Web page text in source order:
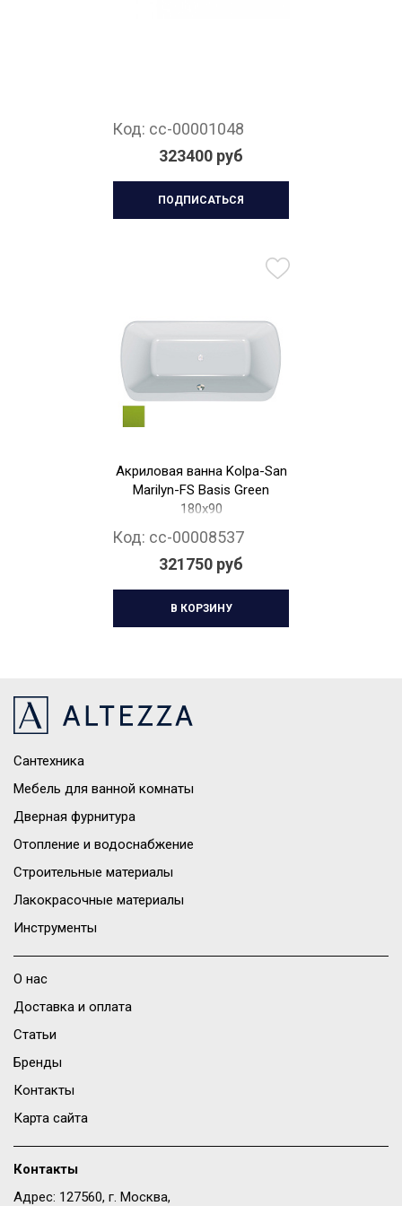
Код: cc-00001048
323400 руб
ПОДПИСАТЬСЯ
Акриловая ванна Kolpa-San
Marilyn-FS Basis Green
180х90
Код: cc-00008537
321750 руб
В КОРЗИНУ
Сантехника
Мебель для ванной комнаты
Дверная фурнитура
Отопление и водоснабжение
Строительные материалы
Лакокрасочные материалы
Инструменты
О нас
Доставка и оплата
Статьи
Бренды
Контакты
Карта сайта
Контакты
Адрес: 127560, г. Москва,